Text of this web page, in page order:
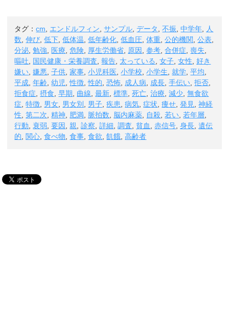
タグ：cm, エンドルフィン,サンプル,データ,不振,中学年, 人
数,伸び,低下,低体温,低年齢化,低血圧,体重,公的機関,公表,
分泌,勉強, 医療,危険, 厚生労働省, 原因,参考,合併症,喪失,
嘔吐, 国民健康・栄養調査,報告, 太っている,女子,女性,好き
嫌い,嫌悪,子供,家事,小児科医,小学校,小学生,就学,平均,
平成,年齢,幼児,性徴,性的,恐怖, 成人病, 成長,手伝い,拒否,
拒食症,摂食,早期, 曲線,最新,標準,死亡,治療,減少,無食欲
症,特徴, 男女, 男女別 , 男子,疾患,病気,症状,痩せ,発見,神経
性,第二次,精神, 肥満, 脈拍数, 脳内麻薬, 自殺,若い,若年層,
行動,衰弱,要因,親,診察,詳細,調査,貧血,赤信号,身長,遺伝
的, 関心,食べ物,食事,食欲,飢餓,高齢者